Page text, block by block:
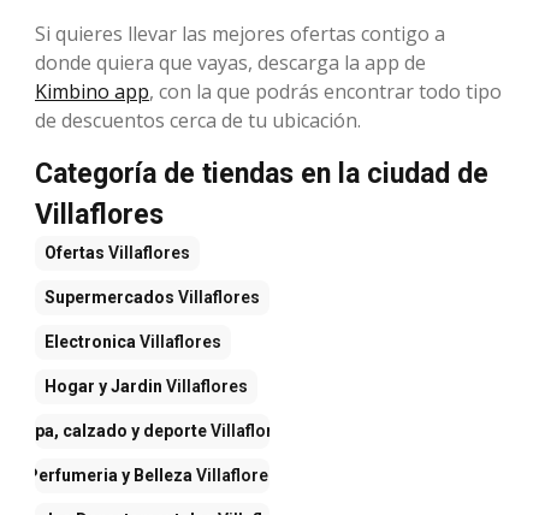
Si quieres llevar las mejores ofertas contigo a
donde quiera que vayas, descarga la app de
Kimbino app, con la que podrás encontrar todo tipo
de descuentos cerca de tu ubicación.
Categoría de tiendas en la ciudad de
Villaflores
Ofertas Villaflores
Supermercados Villaflores
Electronica Villaflores
Hogar y Jardin Villaflores
Ropa, calzado y deporteVillaflores
Perfumeria y Belleza Villaflores